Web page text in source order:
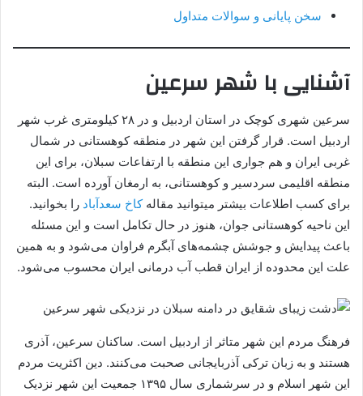
سخن پایانی و سوالات متداول
آشنایی با شهر سرعین
سرعین شهری کوچک در استان اردبیل و در ۲۸ کیلومتری غرب شهر
اردبیل است. قرار گرفتن این شهر در منطقه کوهستانی در شمال
غربی ایران و هم جواری این منطقه با ارتفاعات سبلان، برای این
منطقه اقلیمی سردسیر و کوهستانی، به ارمغان آورده‌ است. البته
برای کسب اطلاعات بیشتر میتوانید مقالهکاخ سعدآباد را بخوانید.
این ناحیه کوهستانی جوان، هنوز در حال تکامل است و این مسئله
باعث پیدایش و جوشش چشمه‌های آبگرم فراوان می‌شود و به همین
علت این محدوده از ایران قطب آب درمانی ایران محسوب می‌شود.
فرهنگ مردم این شهر متاثر از اردبیل است. ساکنان سرعین، آذری
هستند و به زبان ترکی آذربایجانی صحبت می‌کنند. دین اکثریت مردم
این شهر اسلام و در سرشماری سال ۱۳۹۵ جمعیت این شهر نزدیک